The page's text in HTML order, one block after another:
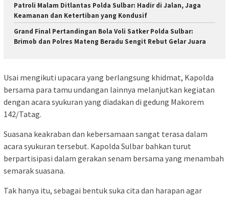
Patroli Malam Ditlantas Polda Sulbar: Hadir di Jalan, Jaga
Keamanan dan Ketertiban yang Kondusif
Grand Final Pertandingan Bola Voli Satker Polda Sulbar:
Brimob dan Polres Mateng Beradu Sengit Rebut Gelar Juara
Usai mengikuti upacara yang berlangsung khidmat, Kapolda
bersama para tamu undangan lainnya melanjutkan kegiatan
dengan acara syukuran yang diadakan di gedung Makorem
142/Tatag.
Suasana keakraban dan kebersamaan sangat terasa dalam
acara syukuran tersebut. Kapolda Sulbar bahkan turut
berpartisipasi dalam gerakan senam bersama yang menambah
semarak suasana.
Tak hanya itu, sebagai bentuk suka cita dan harapan agar